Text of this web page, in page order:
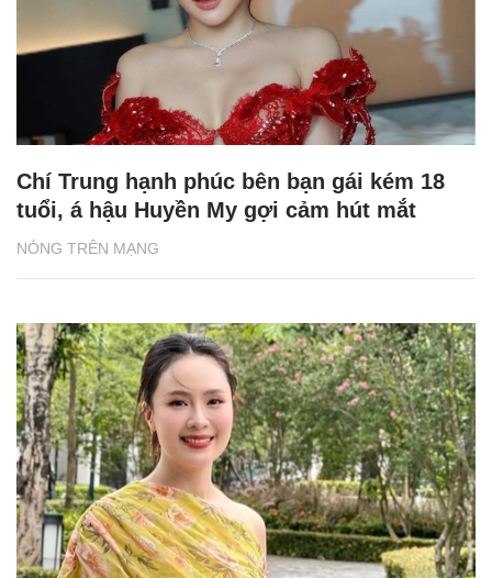
NÓNG TRÊN MẠNG
Chí Trung hạnh phúc bên bạn gái kém 18
tuổi, á hậu Huyền My gợi cảm hút mắt